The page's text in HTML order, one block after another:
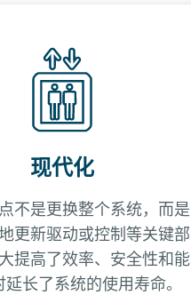
现代化
不是更换整个系统，而是
更新驱动或控制等关键部
提高了效率、安全性和能
长了系统的使用寿命。